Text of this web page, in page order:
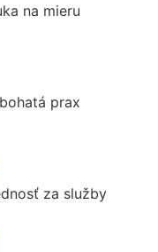
na mieru
prax
za služby